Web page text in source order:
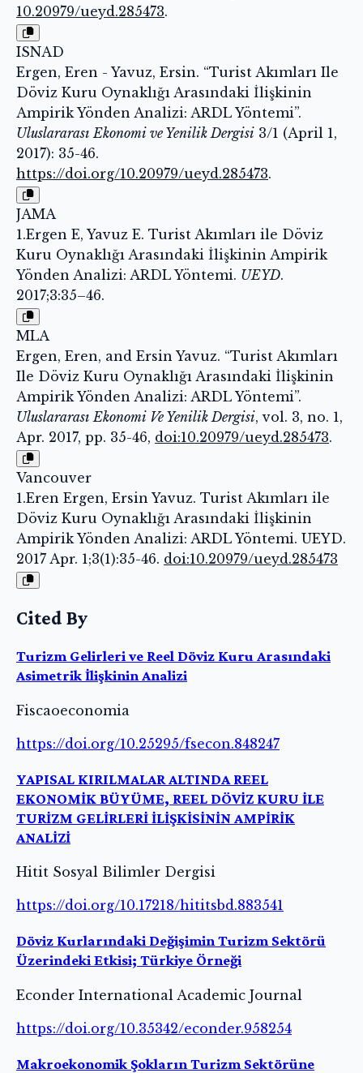
10.20979/ueyd.285473.
ISNAD
Ergen, Eren - Yavuz, Ersin. “Turist Akımları Ile
Döviz Kuru Oynaklığı Arasındaki İlişkinin
Ampirik Yönden Analizi: ARDL Yöntemi”.
Uluslararası Ekonomi ve Yenilik Dergisi 3/1 (April 1,
2017): 35-46.
https://doi.org/10.20979/ueyd.285473.
JAMA
1.Ergen E, Yavuz E. Turist Akımları ile Döviz
Kuru Oynaklığı Arasındaki İlişkinin Ampirik
Yönden Analizi: ARDL Yöntemi. UEYD.
2017;3:35–46.
MLA
Ergen, Eren, and Ersin Yavuz. “Turist Akımları
Ile Döviz Kuru Oynaklığı Arasındaki İlişkinin
Ampirik Yönden Analizi: ARDL Yöntemi”.
Uluslararası Ekonomi Ve Yenilik Dergisi, vol. 3, no. 1,
Apr. 2017, pp. 35-46, doi:10.20979/ueyd.285473.
Vancouver
1.Eren Ergen, Ersin Yavuz. Turist Akımları ile
Döviz Kuru Oynaklığı Arasındaki İlişkinin
Ampirik Yönden Analizi: ARDL Yöntemi. UEYD.
2017 Apr. 1;3(1):35-46. doi:10.20979/ueyd.285473
Cited By
Turizm Gelirleri ve Reel Döviz Kuru Arasındaki
Asimetrik İlişkinin Analizi
Fiscaoeconomia
https://doi.org/10.25295/fsecon.848247
YAPISAL KIRILMALAR ALTINDA REEL
EKONOMİK BÜYÜME, REEL DÖVİZ KURU İLE
TURİZM GELİRLERİ İLİŞKİSİNİN AMPİRİK
ANALİZİ
Hitit Sosyal Bilimler Dergisi
https://doi.org/10.17218/hititsbd.883541
Döviz Kurlarındaki Değişimin Turizm Sektörü
Üzerindeki Etkisi; Türkiye Örneği
Econder International Academic Journal
https://doi.org/10.35342/econder.958254
Makroekonomik Şokların Turizm Sektörüne